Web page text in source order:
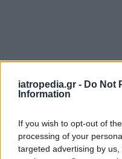
iatropedia.gr - Do Not
Information
If you wish to opt-out of
processing of your
targeted advertising by
Σε ότι αφορά το
Λουκίδης είπε πως
εμβόλιο για την
νόσηση με κορονοϊό.